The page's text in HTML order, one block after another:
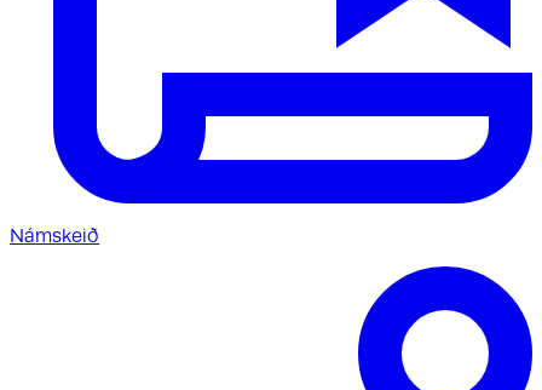
Námskeið